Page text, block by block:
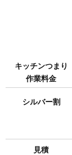
キッチンつまり
作業料金
シルバー割
見積